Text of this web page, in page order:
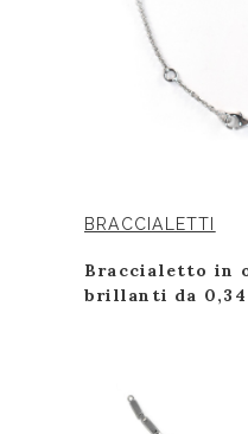
BRACCIALETTI
Braccialetto in
brillanti da